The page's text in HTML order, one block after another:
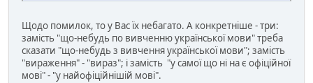
Щодо помилок, то у Вас їх небагато. А конкретніше - три:
замість "що-небудь по вивченню української мови" треба
сказати "що-небудь з вивчення української мови"; замість
"вираження" - "вираз"; і замість "у самої що ні на є офіційної
мові" - "у найофіційнішій мові".